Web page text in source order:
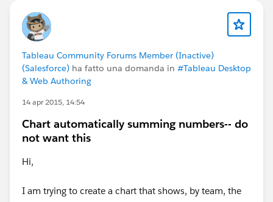
Tableau Community Forums Member (Inactive)
(Salesforce) ha fatto una domanda in #Tableau Desktop
& Web Authoring
14 apr 2015, 14:54
Chart automatically summing numbers-- do
not want this
Hi,
I am trying to create a chart that shows, by team, the